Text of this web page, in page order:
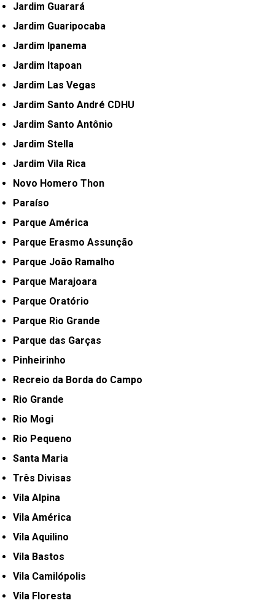
Jardim Guarará
Jardim Guaripocaba
Jardim Ipanema
Jardim Itapoan
Jardim Las Vegas
Jardim Santo André CDHU
Jardim Santo Antônio
Jardim Stella
Jardim Vila Rica
Novo Homero Thon
Paraíso
Parque América
Parque Erasmo Assunção
Parque João Ramalho
Parque Marajoara
Parque Oratório
Parque Rio Grande
Parque das Garças
Pinheirinho
Recreio da Borda do Campo
Rio Grande
Rio Mogi
Rio Pequeno
Santa Maria
Três Divisas
Vila Alpina
Vila América
Vila Aquilino
Vila Bastos
Vila Camilópolis
Vila Floresta